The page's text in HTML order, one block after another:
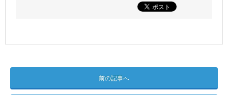
前の記事へ